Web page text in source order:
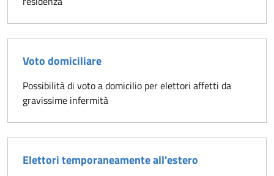
Voto domiciliare
Possibilità di voto a domicilio per elettori affetti da
gravissime infermità
Elettori temporaneamente all'estero